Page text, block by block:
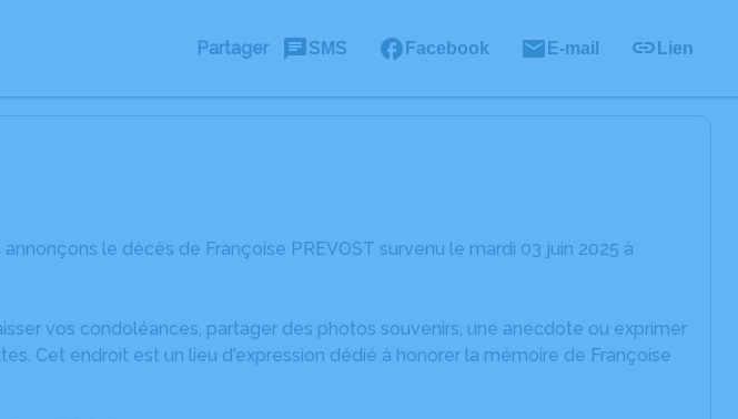
Partager SMS Facebook E-mail Lien
le décès de Françoise PREVOST survenu le mardi 03 juin 2025 à
vos condoléances, partager des photos souvenirs, une anecdote ou exprimer
Cet endroit est un lieu d'expression dédié à honorer la mémoire de Françoise